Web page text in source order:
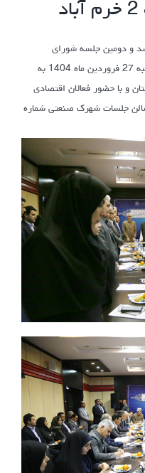
و دومین جلسه شورای
گفت‌وگوی دولت و بخش خصوصی چهارشنبه 27 فروردین ماه 1404 به
و با حضور فعالان اقتصادی
جلسات شهرک صنعتی شماره